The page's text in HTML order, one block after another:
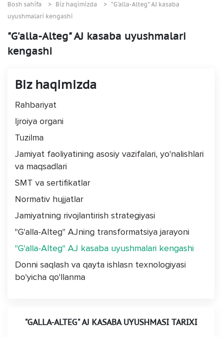
Bosh sahifa Biz haqimizda
"G'alla-Alteg" AJ kasaba
uyushmalari kengashi
"G'alla-Alteg" AJ kasaba uyushmalari
kengashi
"GALLA-ALTEG" AJ KASABA UYUSHMASI TARIXI
Biz haqimizda
Rahbariyat
Ijroiya organi
Tuzilma
Jamiyat faoliyatining asosiy vazifalari, yo'nalishlari
va maqsadlari
SMT va sertifikatlar
Normativ hujjatlar
Jamiyatning rivojlantirish strategiyasi
"G'alla-Alteg" AJning transformatsiya jarayoni
"G'alla-Alteg" AJ kasaba uyushmalari kengashi
Donni saqlash va qayta ishlasn texnologiyasi
bo'yicha qo'llanma